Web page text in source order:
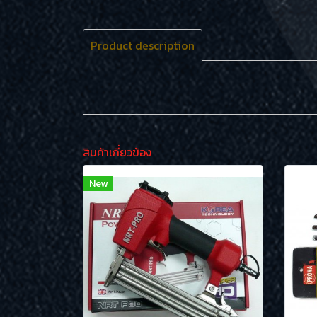
Product description
สินค้าเกี่ยวข้อง
New